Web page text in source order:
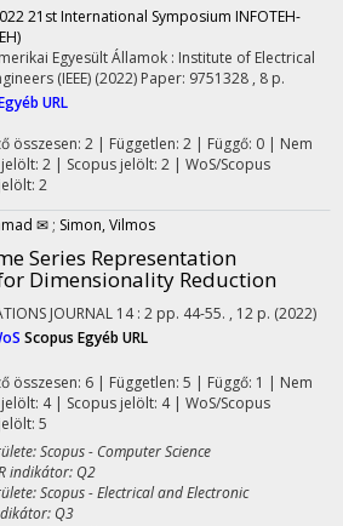
21st International Symposium INFOTEH-
Egyesült Államok : Institute of Electrical
(IEEE) (2022) Paper: 9751328 , 8 p.
URL
összesen: 2| Független: 2 | Függő: 0 | Nem
2 | Scopus jelölt: 2 | WoS/Scopus
2
✉ ; Simon, Vilmos
Series Representation
Dimensionality Reduction
JOURNAL 14: 2 pp. 44-55. , 12 p. (2022)
Scopus Egyéb URL
összesen: 6| Független: 5 | Függő: 1 | Nem
4 | Scopus jelölt: 4 | WoS/Scopus
5
Scopus - Computer Science
indikátor: Q2
Scopus - Electrical and Electronic
Q3